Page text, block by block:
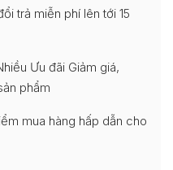
trả miễn phí lên tới 15
Ưu đãi Giảm giá,
phẩm
mua hàng hấp dẫn cho